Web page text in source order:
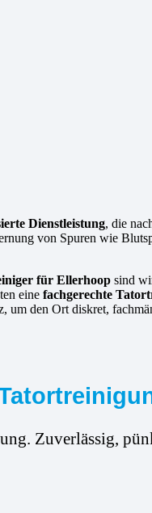
Dienstleistung, die
von Spuren wie
für Ellerhoop sind
eine fachgerechte
um den Ort diskret,
Zuverlässig,